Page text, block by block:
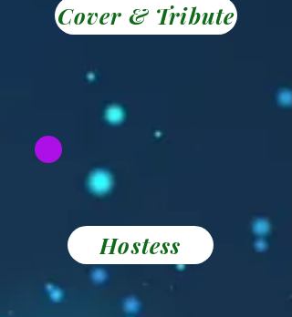
Cover & Tribute
Hostess